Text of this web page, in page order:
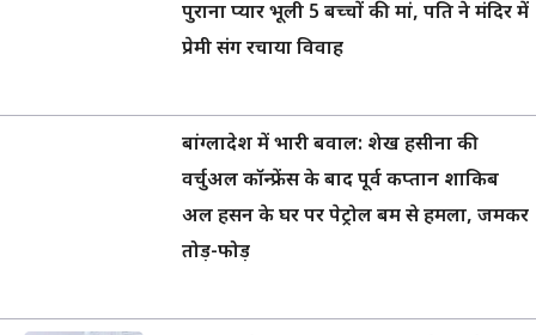
पुराना प्यार भूली 5 बच्चों की मां, पति ने मंदिर में
प्रेमी संग रचाया विवाह
बांग्लादेश में भारी बवाल: शेख हसीना की
वर्चुअल कॉन्फ्रेंस के बाद पूर्व कप्तान शाकिब
अल हसन के घर पर पेट्रोल बम से हमला, जमकर
तोड़-फोड़